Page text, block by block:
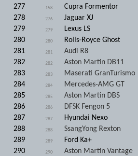
277
158 Cupra Formentor
278
276 Jaguar XJ
279
279 Lexus LS
280
280 Rolls-Royce Ghost
281
281 Audi R8
282
282 Aston Martin DB11
283
283 Maserati GranTurismo
284
284 Mercedes-AMG GT
285
285 Aston Martin DBS
286
286 DFSK Fengon 5
287
287 Hyundai Nexo
288
288 SsangYong Rexton
289
289 Ford Ka+
290
290 Aston Martin Vantage